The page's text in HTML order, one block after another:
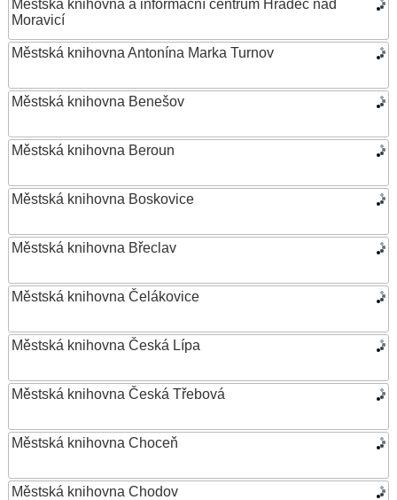
Městská knihovna a informační centrum Hradec nad
Moravicí
Městská knihovna Antonína Marka Turnov
Městská knihovna Benešov
Městská knihovna Beroun
Městská knihovna Boskovice
Městská knihovna Břeclav
Městská knihovna Čelákovice
Městská knihovna Česká Lípa
Městská knihovna Česká Třebová
Městská knihovna Choceň
Městská knihovna Chodov